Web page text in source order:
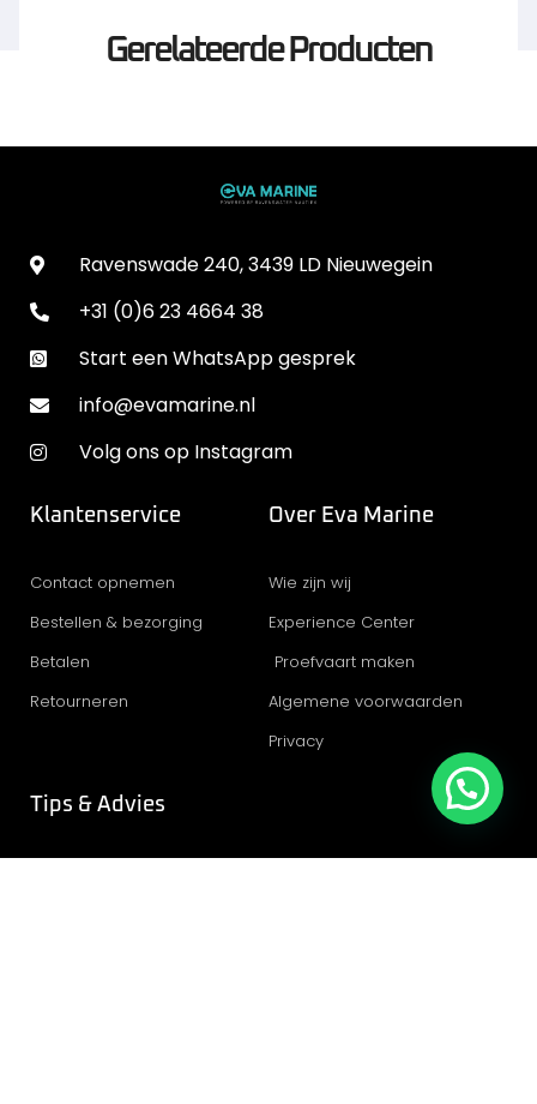
Gerelateerde Producten
Ravenswade 240, 3439 LD Nieuwegein
+31 (0)6 23 4664 38
Start een WhatsApp gesprek
info@evamarine.nl
Volg ons op Instagram
Klantenservice
Contact opnemen
Bestellen & bezorging
Betalen
Retourneren
Over Eva Marine
Wie zijn wij
Experience Center
Proefvaart maken
Algemene voorwaarden
Privacy
Tips & Advies